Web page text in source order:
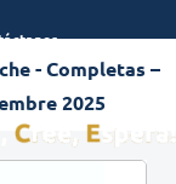
-Completas –
2025